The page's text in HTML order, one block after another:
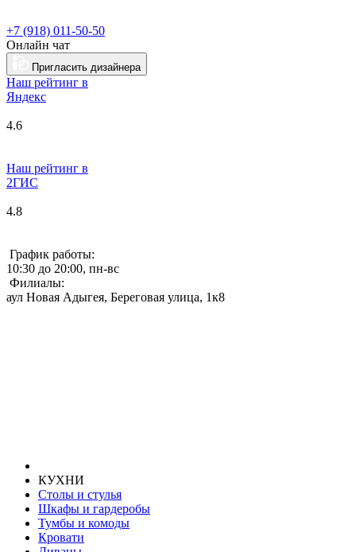
+7 (918) 011-50-50
Онлайн чат
Пригласить дизайнера
Наш рейтинг в
Яндекс
4.6
Наш рейтинг в
2ГИС
4.8
График работы:
10:30 до 20:00, пн-вс
Филиалы:
аул Новая Адыгея, Береговая улица, 1к8
КУХНИ
Столы и стулья
Шкафы и гардеробы
Тумбы и комоды
Кровати